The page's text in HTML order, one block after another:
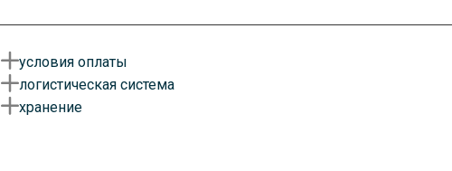
условия оплаты
Оплату можно произвести удобным для вас способом. Есть как
указанному вами адресу любым удобным для вас способом. В
логистическая система
Доставим ваш товар транспортными компаниями, автомобилями, по
хранение